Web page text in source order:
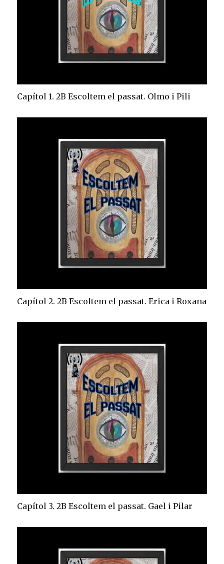
Capítol 1. 2B Escoltem el passat. Olmo i Pili
Capítol 2. 2B Escoltem el passat. Erica i Roxana
Capítol 3. 2B Escoltem el passat. Gael i Pilar